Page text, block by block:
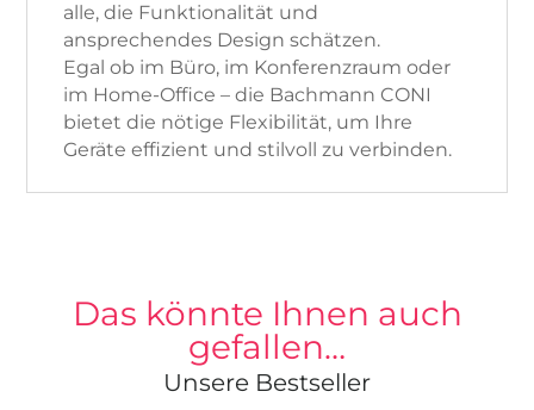
alle, die Funktionalität und
ansprechendes Design schätzen.
Egal ob im Büro, im Konferenzraum oder
im Home-Office – die Bachmann CONI
bietet die nötige Flexibilität, um Ihre
Geräte effizient und stilvoll zu verbinden.
Das könnte Ihnen auch
gefallen…
Unsere Bestseller